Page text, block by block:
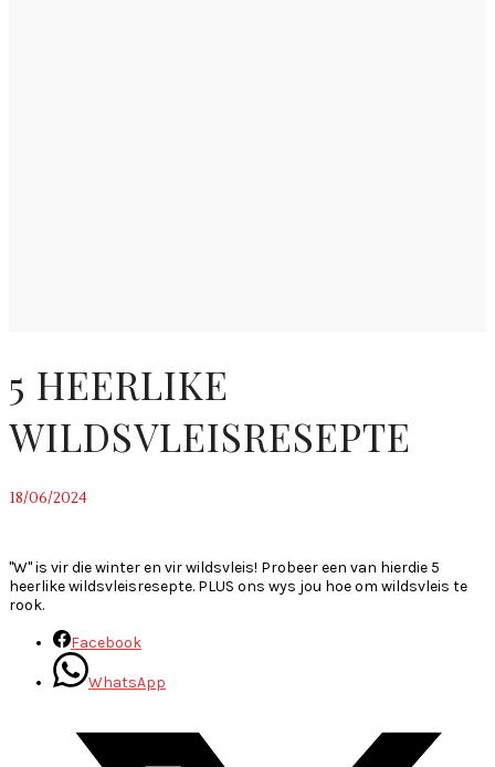
5 HEERLIKE
WILDSVLEISRESEPTE
18/06/2024
"W" is vir die winter en vir wildsvleis! Probeer een van hierdie 5
heerlike wildsvleisresepte. PLUS ons wys jou hoe om wildsvleis te
rook.
Facebook
WhatsApp